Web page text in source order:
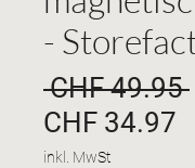
-
CHF 49.95
CHF 34.97
inkl. MwSt